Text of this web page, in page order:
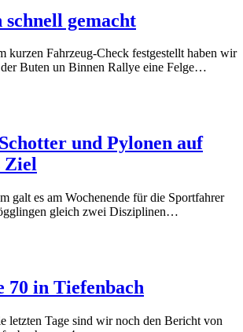
schnell gemacht
kurzen Fahrzeug-Check festgestellt haben wir
der Buten un Binnen Rallye eine Felge…
und Pylonen auf
Ziel
galt es am Wochenende für die Sportfahrer
gleich zwei Disziplinen…
70 in Tiefenbach
letzten Tage sind wir noch den Bericht von